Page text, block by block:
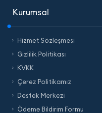
Kurumsal
Hizmet Sözleşmesi
Gizlilik Politikası
KVKK
Çerez Politikamız
Destek Merkezi
Ödeme Bildirim Formu